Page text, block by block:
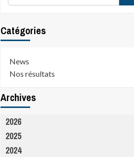
Catégories
News
Nos résultats
Archives
2026
2025
2024